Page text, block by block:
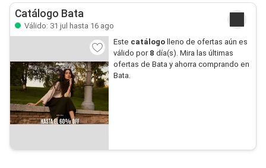
Catálogo Bata
Válido: 31 jul hasta 16 ago
Este catálogolleno de ofertas aún es
válido por 8 día(s). Mira las últimas
ofertas de Bata y ahorra comprando en
Bata.